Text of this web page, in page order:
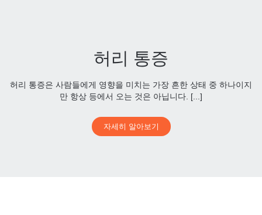
허리 통증
허리 통증은 사람들에게 영향을 미치는 가장 흔한 상태 중 하나이지
만 항상 등에서 오는 것은 아닙니다. [...]
자세히 알아보기